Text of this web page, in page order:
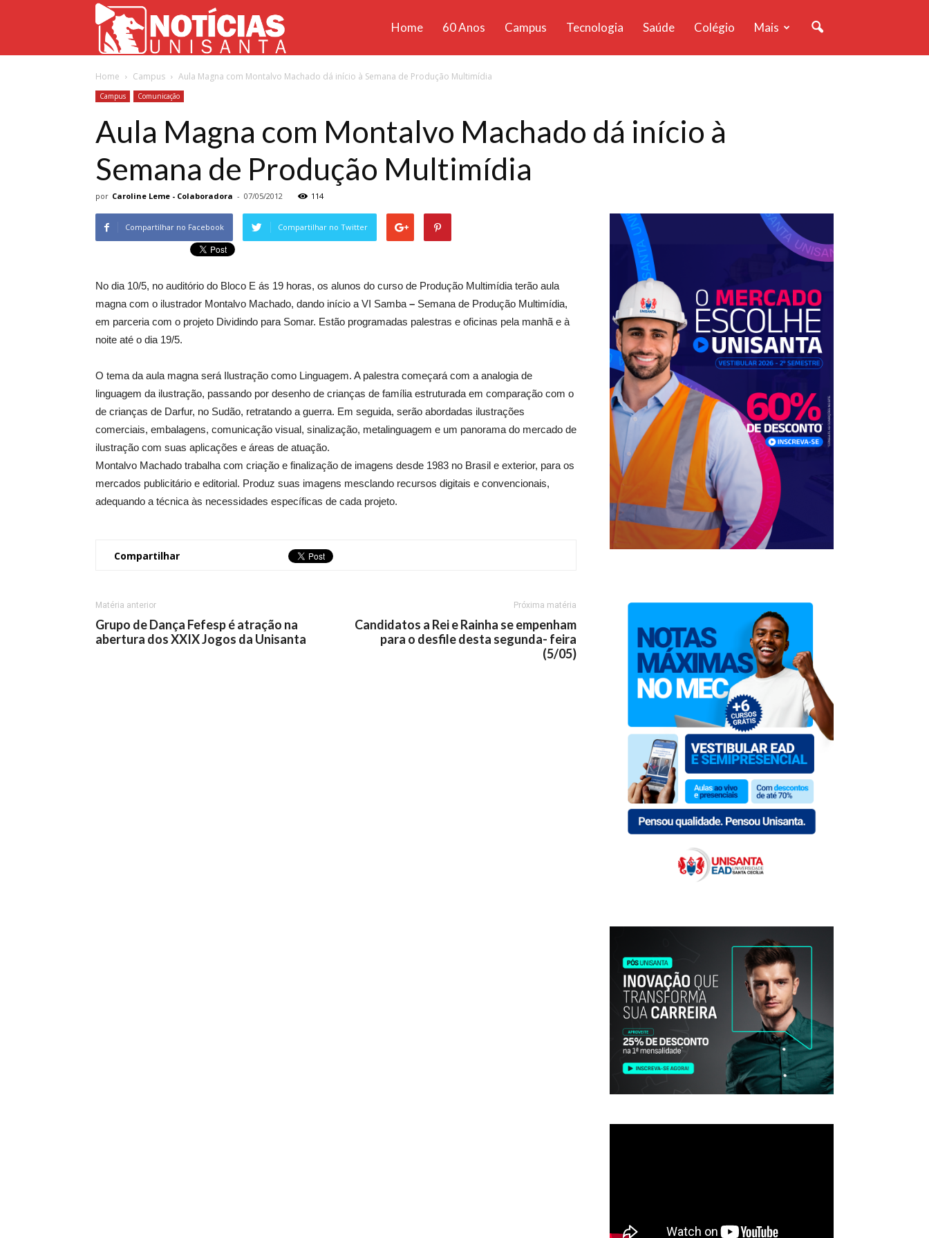
Unisanta
Home 60 Anos Campus Tecnologia Saúde Colégio Mais
Home Campus Aula Magna com Montalvo Machado dá início à Semana de Produção Multimídia
Campus Comunicação
Aula Magna com Montalvo Machado dá início à
Semana de Produção Multimídia
por Caroline Leme - Colaboradora - 07/05/2012 114
Compartilhar no Facebook Compartilhar no Twitter
No dia 10/5, no auditório do Bloco E ás 19 horas, os alunos do curso de Produção Multimídia terão aula
magna com o ilustrador Montalvo Machado, dando início a VI Samba – Semana de Produção Multimídia,
em parceria com o projeto Dividindo para Somar. Estão programadas palestras e oficinas pela manhã e à
noite até o dia 19/5.
O tema da aula magna será Ilustração como Linguagem. A palestra começará com a analogia de
linguagem da ilustração, passando por desenho de crianças de família estruturada em comparação com o
de crianças de Darfur, no Sudão, retratando a guerra. Em seguida, serão abordadas ilustrações
comerciais, embalagens, comunicação visual, sinalização, metalinguagem e um panorama do mercado de
ilustração com suas aplicações e áreas de atuação.
Montalvo Machado trabalha com criação e finalização de imagens desde 1983 no Brasil e exterior, para os
mercados publicitário e editorial. Produz suas imagens mesclando recursos digitais e convencionais,
adequando a técnica às necessidades específicas de cada projeto.
Compartilhar
Matéria anterior
Grupo de Dança Fefesp é atração na
abertura dos XXIX Jogos da Unisanta
Próxima matéria
Candidatos a Rei e Rainha se empenham
para o desfile desta segunda- feira
(5/05)